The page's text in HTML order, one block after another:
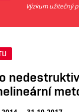
Výzkum užitečný